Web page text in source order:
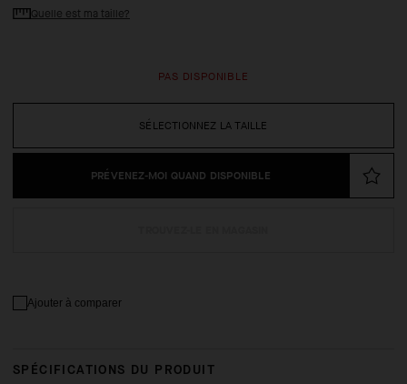
SÉLECTIONNEZ LA TAILLE
Quelle est ma taille?
PAS DISPONIBLE
PRÉVENEZ-MOI QUAND DISPONIBLE
Ajouter à comparer
SPÉCIFICATIONS DU PRODUIT